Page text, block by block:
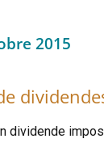
2015
dividende